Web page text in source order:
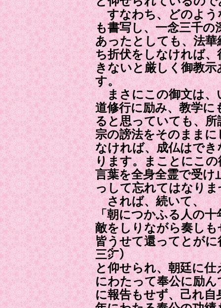
すなわち、どのよう
も書写し、一念三千の
あったとしても、法
ち折伏をしなければ
きないと厳しく御教
す。
まさにこの御文は、
道修行に励み、教学に
ると思っていても、所
宗の謗法をそのまま
なければ、成仏はで
ります。まことにこ
言葉を全身全霊で受け
っして忘れてはなりま
されば、続いて、
「朝につかふる人の
敵をしりながら奏し
皆うせて還ってとが
三㌻）
と仰せられ、朝廷に仕
にわたって奉公に励
に報告もせず、己れ